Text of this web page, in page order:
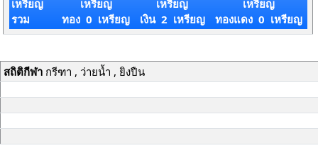
เหรียญ
รวม
เหรียญ
ทอง 0 เหรียญ
เหรียญ
เงิน 2 เหรียญ
เหรียญ
ทองแดง 0 เหรียญ
สถิติกีฬากรีฑา , ว่ายน้ำ , ยิงปืน